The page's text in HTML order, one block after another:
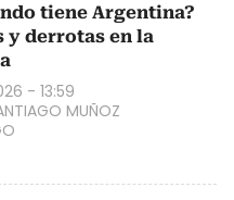
tiene Argentina?
y derrotas en la
- 13:59
MUÑOZ